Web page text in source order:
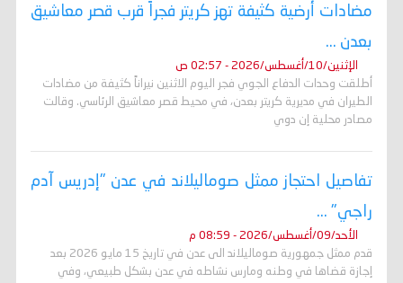
مضادات أرضية كثيفة تهز كريتر فجراً قرب قصر معاشيق
بعدن ...
الإثنين/10/أغسطس/2026 - 02:57 ص
أطلقت وحدات الدفاع الجوي فجر اليوم الاثنين نيراناً كثيفة من مضادات
الطيران في مديرية كريتر بعدن، في محيط قصر معاشيق الرئاسي. وقالت
مصادر محلية إن دوي
تفاصيل احتجاز ممثل صوماليلاند في عدن "إدريس آدم
راجي" ...
الأحد/09/أغسطس/2026 - 08:59 م
قدم ممثل جمهورية صوماليلاند الى عدن في تاريخ 15 مايو 2026 بعد
إجازة قضاها في وطنه ومارس نشاطه في عدن بشكل طبيعي، وفي